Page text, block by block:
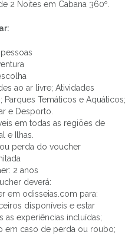
2 Noites em Cabana 360º.
ao ar livre; Atividades
Parques Temáticos e Aquáticos;
e Desporto.
em todas as regiões de
e Ilhas.
perda do voucher
2 anos
deverá:
em odisseias.com para:
disponíveis e estar
as experiências incluídas;
em caso de perda ou roubo;